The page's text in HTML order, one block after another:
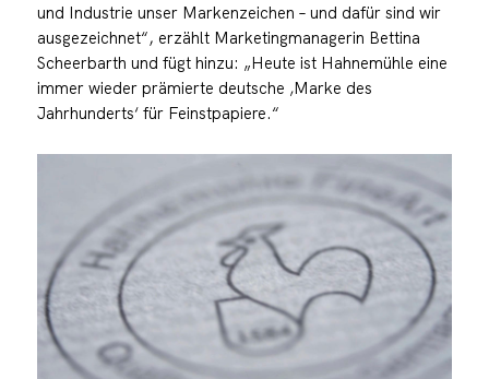
und Industrie unser Markenzeichen – und dafür sind wir
ausgezeichnet“, erzählt Marketingmanagerin Bettina
Scheerbarth und fügt hinzu: „Heute ist Hahnemühle eine
immer wieder prämierte deutsche ‚Marke des
Jahrhunderts‘ für Feinstpapiere.“